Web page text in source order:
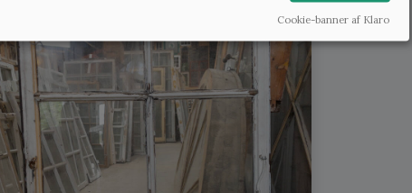
Cookie-banner af Klaro